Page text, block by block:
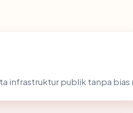
infrastruktur publik tanpa bias